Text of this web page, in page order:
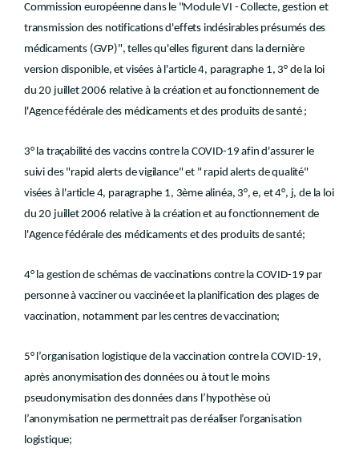
Commission européenne dans le "Module VI - Collecte, gestion et
transmission des notifications d'effets indésirables présumés des
médicaments (GVP)", telles qu'elles figurent dans la dernière
version disponible, et visées à l'article 4, paragraphe 1, 3° de la loi
du 20 juillet 2006 relative à la création et au fonctionnement de
l'Agence fédérale des médicaments et des produits de santé ;
3° la traçabilité des vaccins contre la COVID-19 afin d'assurer le
suivi des "rapid alerts de vigilance" et " rapid alerts de qualité"
visées à l'article 4, paragraphe 1, 3ème alinéa, 3°, e, et 4°, j, de la loi
du 20 juillet 2006 relative à la création et au fonctionnement de
l'Agence fédérale des médicaments et des produits de santé;
4° la gestion de schémas de vaccinations contre la COVID-19 par
personne à vacciner ou vaccinée et la planification des plages de
vaccination, notamment par les centres de vaccination;
5° l’organisation logistique de la vaccination contre la COVID-19,
après anonymisation des données ou à tout le moins
pseudonymisation des données dans l’hypothèse où
l’anonymisation ne permettrait pas de réaliser l’organisation
logistique;